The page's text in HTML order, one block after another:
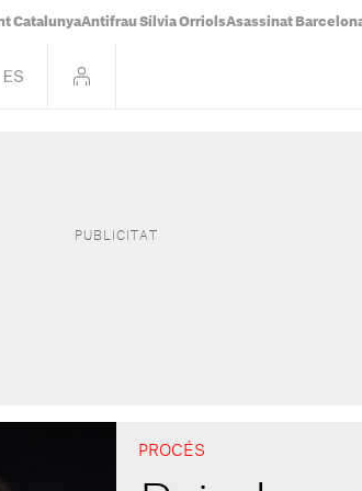
CatalunyaAntifrau Sílvia OrriolsAsassinat
PROCÉS